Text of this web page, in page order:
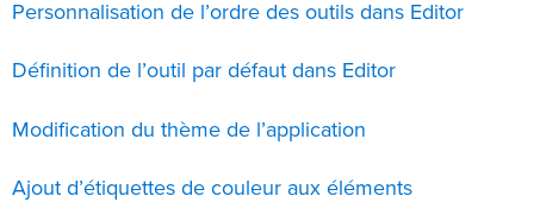
Personnalisation de l’ordre des outils dans Editor
Définition de l’outil par défaut dans Editor
Modification du thème de l’application
Ajout d’étiquettes de couleur aux éléments